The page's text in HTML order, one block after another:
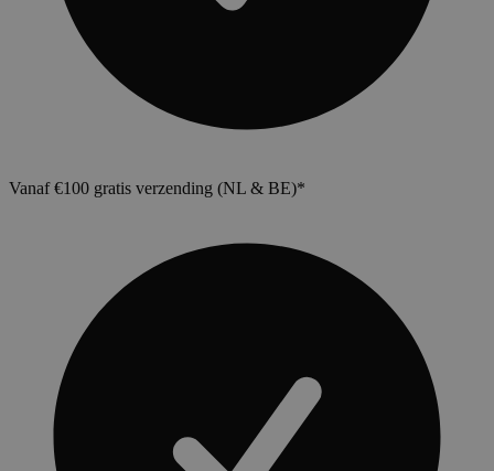
Vanaf €100 gratis verzending (NL & BE)*